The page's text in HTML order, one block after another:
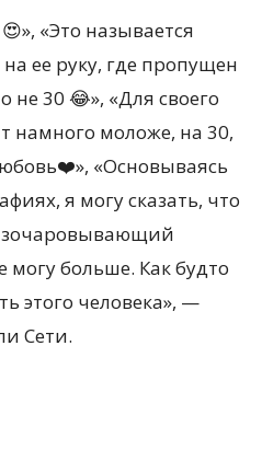
«Это называется
ее руку, где пропущен
30 😂», «Для своего
намного моложе, на 30,
«Основываясь
я могу сказать, что
могу больше. Как будто
этого человека», —
Сети.